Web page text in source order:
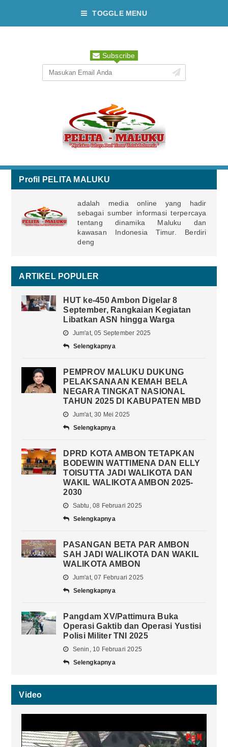
TOGGLE MENU
Subscribe
Profil PELITA MALUKU
adalah media online yang hadir
sebagai sumber informasi terpercaya
tentang dinamika Maluku dan
kawasan Indonesia Timur. Berdiri
deng
ARTIKEL POPULER
HUT ke-450 Ambon Digelar 8
September, Rangkaian Kegiatan
Libatkan ASN hingga Warga
Jum'at, 05 September 2025
Selengkapnya
PEMPROV MALUKU DUKUNG
PELAKSANAAN KEMAH BELA
NEGARA TINGKAT NASIONAL
TAHUN 2025 DI KABUPATEN MBD
Jum'at, 30 Mei 2025
Selengkapnya
DPRD KOTA AMBON TETAPKAN
BODEWIN WATTIMENA DAN ELLY
TOISUTTA JADI WALIKOTA DAN
WAKIL WALIKOTA AMBON 2025-
2030
Sabtu, 08 Februari 2025
Selengkapnya
PASANGAN BETA PAR AMBON
SAH JADI WALIKOTA DAN WAKIL
WALIKOTA AMBON
Jum'at, 07 Februari 2025
Selengkapnya
Pangdam XV/Pattimura Buka
Operasi Gaktib dan Operasi Yustisi
Polisi Militer TNI 2025
Senin, 10 Februari 2025
Selengkapnya
Video